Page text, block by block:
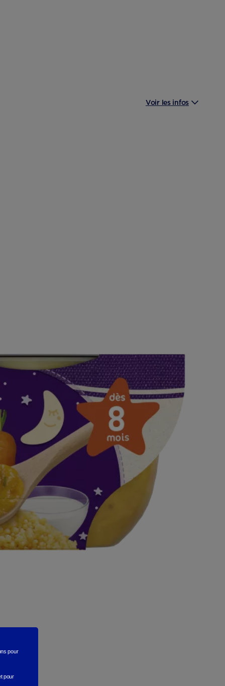
Voir les infos
pour
pour